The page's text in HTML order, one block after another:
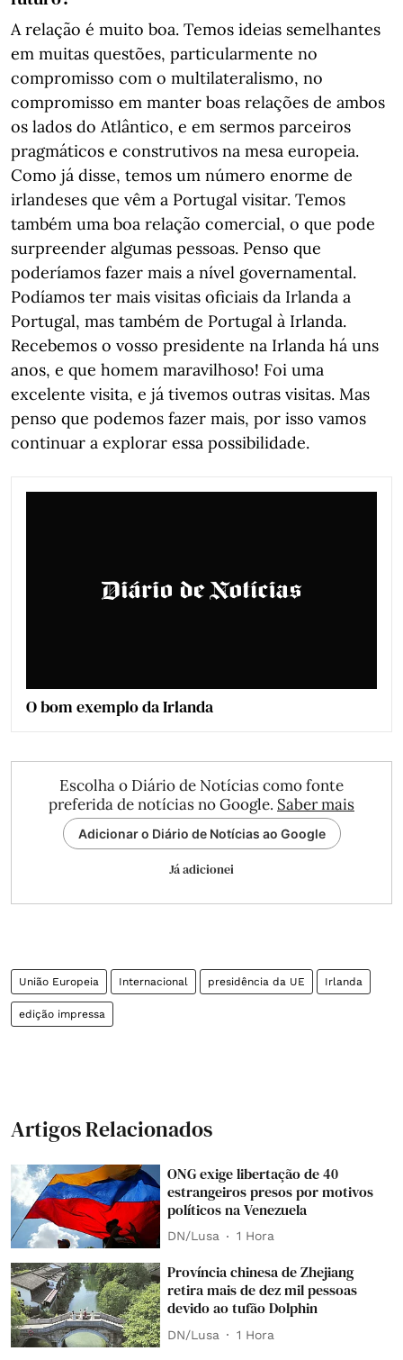
A relação é muito boa. Temos ideias semelhantes
em muitas questões, particularmente no
compromisso com o multilateralismo, no
compromisso em manter boas relações de ambos
os lados do Atlântico, e em sermos parceiros
pragmáticos e construtivos na mesa europeia.
Como já disse, temos um número enorme de
irlandeses que vêm a Portugal visitar. Temos
também uma boa relação comercial, o que pode
surpreender algumas pessoas. Penso que
poderíamos fazer mais a nível governamental.
Podíamos ter mais visitas oficiais da Irlanda a
Portugal, mas também de Portugal à Irlanda.
Recebemos o vosso presidente na Irlanda há uns
anos, e que homem maravilhoso! Foi uma
excelente visita, e já tivemos outras visitas. Mas
penso que podemos fazer mais, por isso vamos
continuar a explorar essa possibilidade.
O bom exemplo da Irlanda
Escolha o Diário de Notícias como fonte
preferida de notícias no Google. Saber mais
Adicionar o Diário de Notícias ao Google
Já adicionei
União Europeia Internacional presidência da UE Irlanda
edição impressa
Artigos Relacionados
ONG exige libertação de 40
estrangeiros presos por motivos
políticos na Venezuela
DN/Lusa 1 Hora
Província chinesa de Zhejiang
retira mais de dez mil pessoas
devido ao tufão Dolphin
DN/Lusa 1 Hora